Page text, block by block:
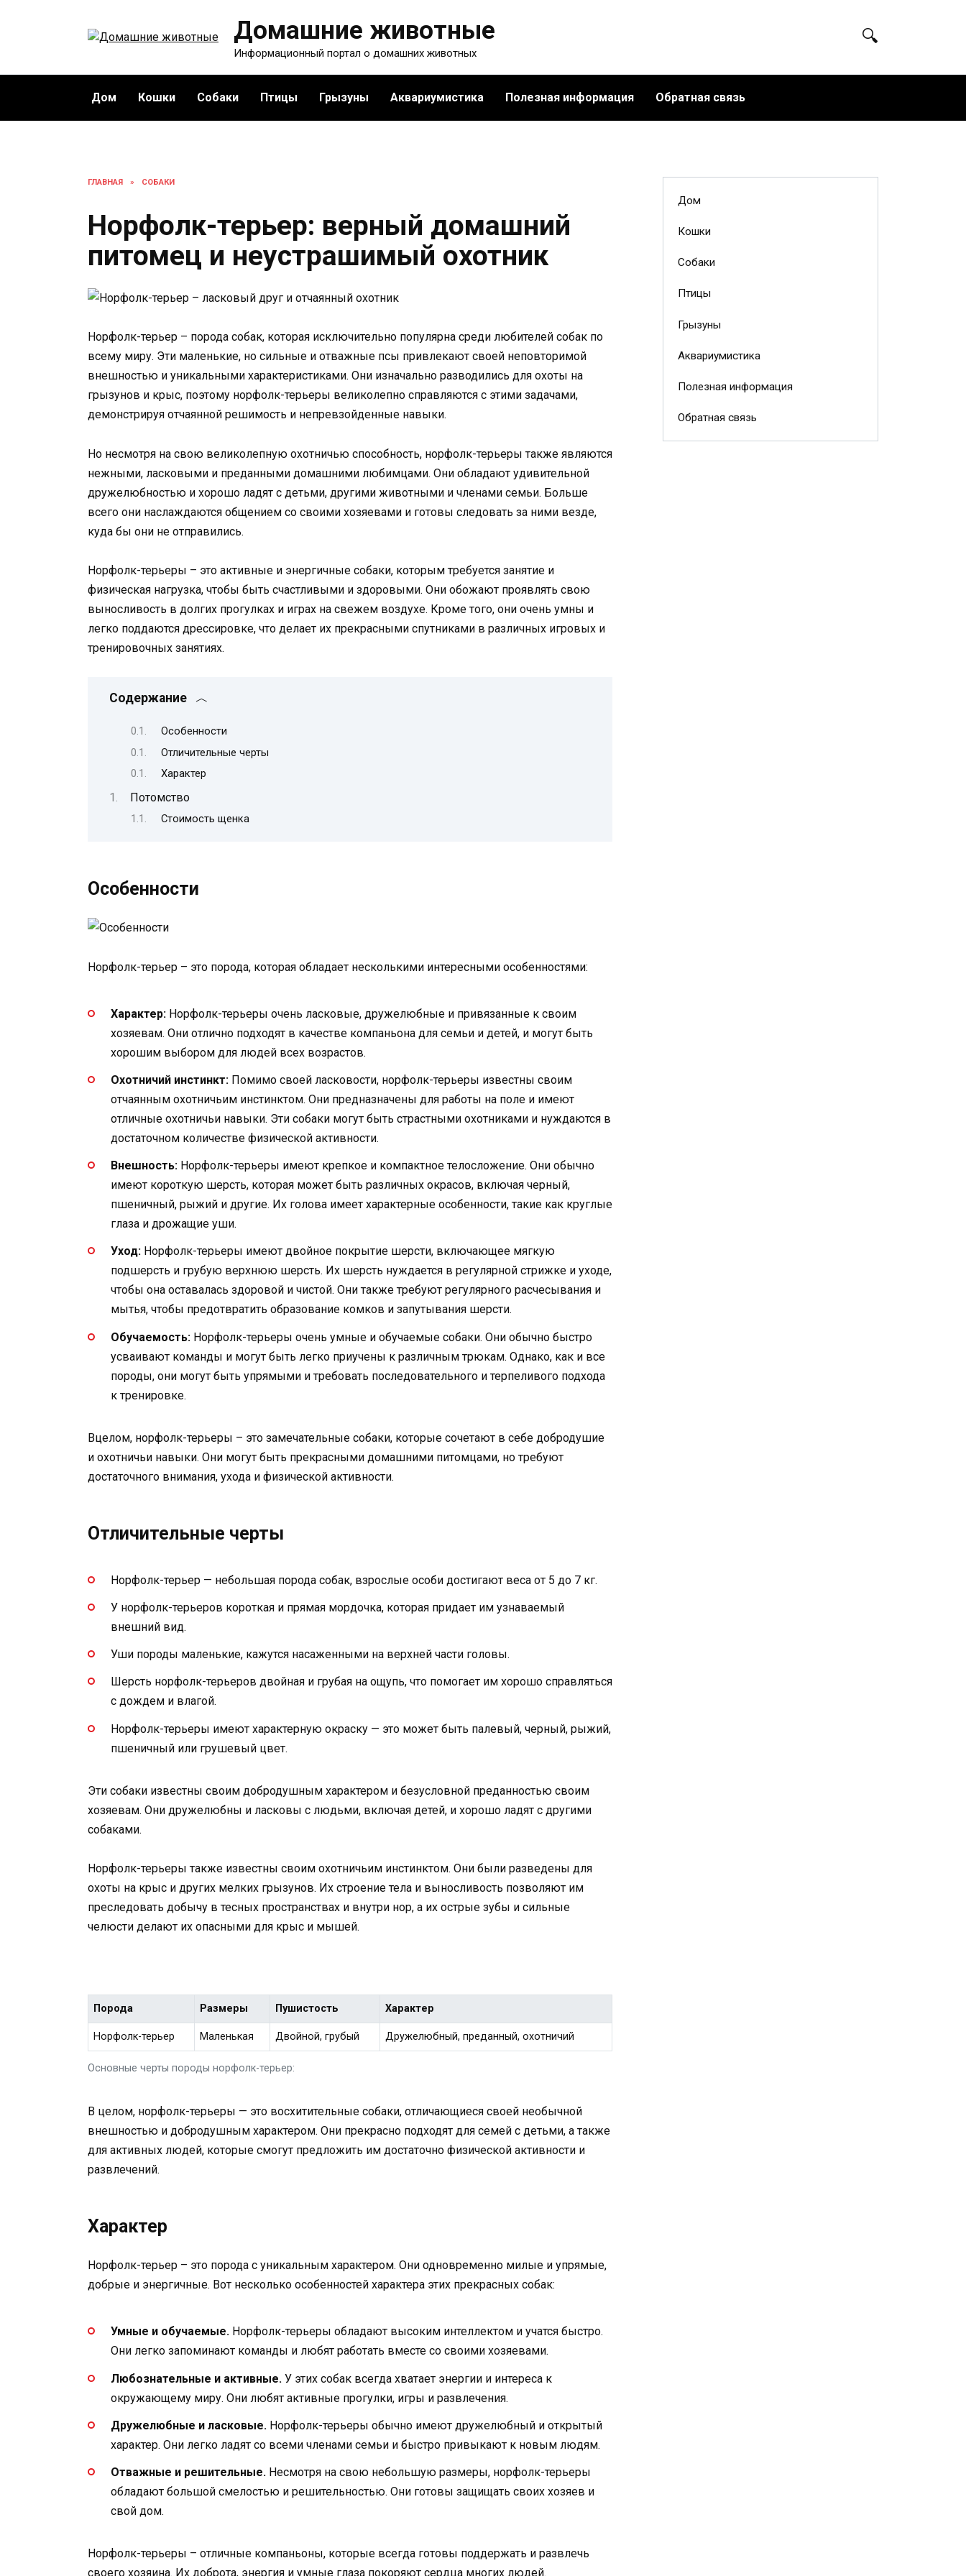
Домашние животные
Информационный портал о домашних животных
Дом Кошки Собаки Птицы Грызуны Аквариумистика Полезная информация Обратная связь
ГЛАВНАЯ » СОБАКИ
Норфолк-терьер: верный домашний
питомец и неустрашимый охотник
Норфолк-терьер – порода собак, которая исключительно популярна среди любителей собак по
всему миру. Эти маленькие, но сильные и отважные псы привлекают своей неповторимой
внешностью и уникальными характеристиками. Они изначально разводились для охоты на
грызунов и крыс, поэтому норфолк-терьеры великолепно справляются с этими задачами,
демонстрируя отчаянной решимость и непревзойденные навыки.
Но несмотря на свою великолепную охотничью способность, норфолк-терьеры также являются
нежными, ласковыми и преданными домашними любимцами. Они обладают удивительной
дружелюбностью и хорошо ладят с детьми, другими животными и членами семьи. Больше
всего они наслаждаются общением со своими хозяевами и готовы следовать за ними везде,
куда бы они не отправились.
Норфолк-терьеры – это активные и энергичные собаки, которым требуется занятие и
физическая нагрузка, чтобы быть счастливыми и здоровыми. Они обожают проявлять свою
выносливость в долгих прогулках и играх на свежем воздухе. Кроме того, они очень умны и
легко поддаются дрессировке, что делает их прекрасными спутниками в различных игровых и
тренировочных занятиях.
Содержание
Особенности
Отличительные черты
Характер
Потомство
Стоимость щенка
Особенности
Норфолк-терьер – это порода, которая обладает несколькими интересными особенностями:
Характер: Норфолк-терьеры очень ласковые, дружелюбные и привязанные к своим
хозяевам. Они отлично подходят в качестве компаньона для семьи и детей, и могут быть
хорошим выбором для людей всех возрастов.
Охотничий инстинкт: Помимо своей ласковости, норфолк-терьеры известны своим
отчаянным охотничьим инстинктом. Они предназначены для работы на поле и имеют
отличные охотничьи навыки. Эти собаки могут быть страстными охотниками и нуждаются в
достаточном количестве физической активности.
Внешность: Норфолк-терьеры имеют крепкое и компактное телосложение. Они обычно
имеют короткую шерсть, которая может быть различных окрасов, включая черный,
пшеничный, рыжий и другие. Их голова имеет характерные особенности, такие как круглые
глаза и дрожащие уши.
Уход: Норфолк-терьеры имеют двойное покрытие шерсти, включающее мягкую
подшерсть и грубую верхнюю шерсть. Их шерсть нуждается в регулярной стрижке и уходе,
чтобы она оставалась здоровой и чистой. Они также требуют регулярного расчесывания и
мытья, чтобы предотвратить образование комков и запутывания шерсти.
Обучаемость: Норфолк-терьеры очень умные и обучаемые собаки. Они обычно быстро
усваивают команды и могут быть легко приучены к различным трюкам. Однако, как и все
породы, они могут быть упрямыми и требовать последовательного и терпеливого подхода
к тренировке.
Вцелом, норфолк-терьеры – это замечательные собаки, которые сочетают в себе добродушие
и охотничьи навыки. Они могут быть прекрасными домашними питомцами, но требуют
достаточного внимания, ухода и физической активности.
Отличительные черты
Норфолк-терьер — небольшая порода собак, взрослые особи достигают веса от 5 до 7 кг.
У норфолк-терьеров короткая и прямая мордочка, которая придает им узнаваемый
внешний вид.
Уши породы маленькие, кажутся насаженными на верхней части головы.
Шерсть норфолк-терьеров двойная и грубая на ощупь, что помогает им хорошо справляться
с дождем и влагой.
Норфолк-терьеры имеют характерную окраску — это может быть палевый, черный, рыжий,
пшеничный или грушевый цвет.
Эти собаки известны своим добродушным характером и безусловной преданностью своим
хозяевам. Они дружелюбны и ласковы с людьми, включая детей, и хорошо ладят с другими
собаками.
Норфолк-терьеры также известны своим охотничьим инстинктом. Они были разведены для
охоты на крыс и других мелких грызунов. Их строение тела и выносливость позволяют им
преследовать добычу в тесных пространствах и внутри нор, а их острые зубы и сильные
челюсти делают их опасными для крыс и мышей.
Основные черты породы норфолк-терьер:
Порода Размеры Пушистость Характер
Норфолк-терьер Маленькая Двойной, грубый Дружелюбный, преданный, охотничий
В целом, норфолк-терьеры — это восхитительные собаки, отличающиеся своей необычной
внешностью и добродушным характером. Они прекрасно подходят для семей с детьми, а также
для активных людей, которые смогут предложить им достаточно физической активности и
развлечений.
Характер
Норфолк-терьер – это порода с уникальным характером. Они одновременно милые и упрямые,
добрые и энергичные. Вот несколько особенностей характера этих прекрасных собак:
Умные и обучаемые. Норфолк-терьеры обладают высоким интеллектом и учатся быстро.
Они легко запоминают команды и любят работать вместе со своими хозяевами.
Любознательные и активные. У этих собак всегда хватает энергии и интереса к
окружающему миру. Они любят активные прогулки, игры и развлечения.
Дружелюбные и ласковые. Норфолк-терьеры обычно имеют дружелюбный и открытый
характер. Они легко ладят со всеми членами семьи и быстро привыкают к новым людям.
Отважные и решительные. Несмотря на свою небольшую размеры, норфолк-терьеры
обладают большой смелостью и решительностью. Они готовы защищать своих хозяев и
свой дом.
Норфолк-терьеры – отличные компаньоны, которые всегда готовы поддержать и развлечь
своего хозяина. Их доброта, энергия и умные глаза покоряют сердца многих людей.
Дом
Кошки
Собаки
Птицы
Грызуны
Аквариумистика
Полезная информация
Обратная связь